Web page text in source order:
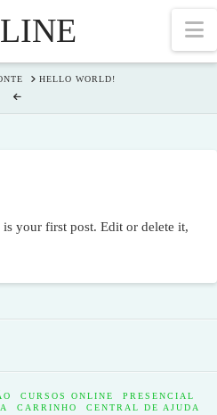
HELLO WORLD!
is your first post. Edit or delete it,
CURSOS ONLINE
PRESENCIAL
CARRINHO CENTRAL DE AJUDA